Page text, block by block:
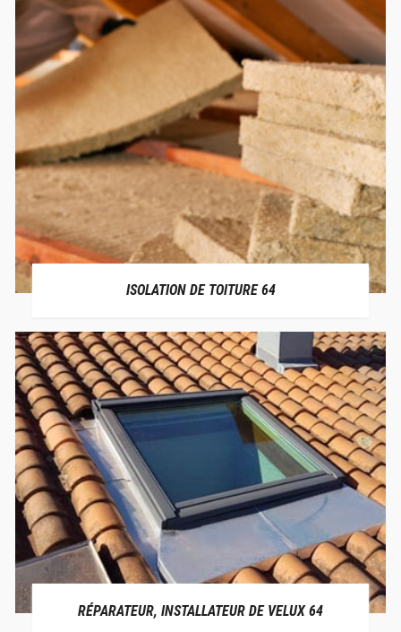
ISOLATION DE TOITURE 64
RÉPARATEUR, INSTALLATEUR DE VELUX 64